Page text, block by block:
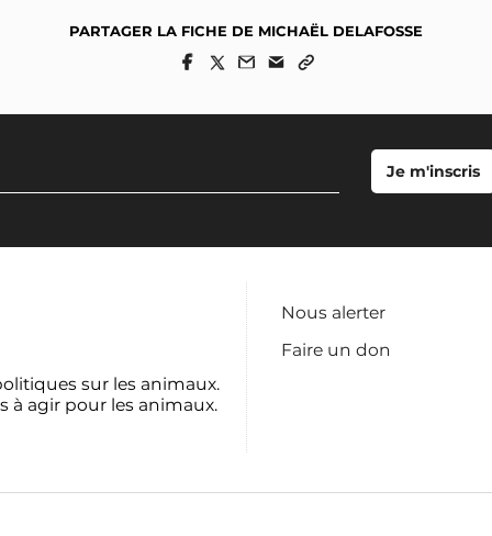
PARTAGER LA FICHE DE MICHAËL DELAFOSSE
sur les animaux.
à agir pour les animaux.
Nous alerter
Faire un don